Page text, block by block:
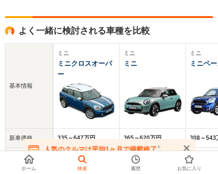
よく一緒に検討される車種を比較
基本情報
新車価格
中古車
平均価格
ミニ
ミニクロスオーバ
ー
335～647万円
260.7万円
ミニ
ミニ
365～620万円
371万円
ミニ
ミニペ
308～543
64.4万円
人気のクルマは平均1ヶ月で掲載終了※
在庫が無くなる前にお問い合わせください
ホーム 検索 履歴 お気に入り